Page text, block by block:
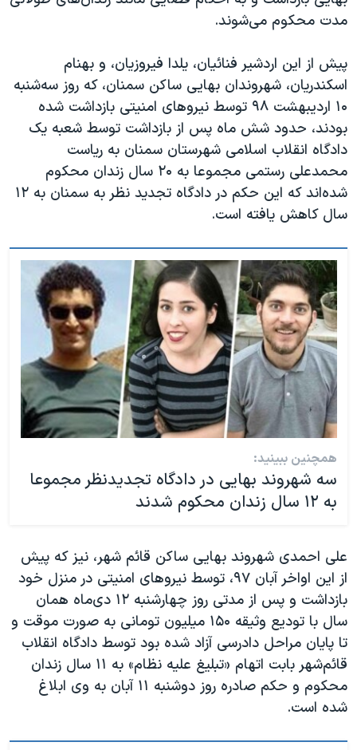
مدت محکوم می‌شوند.
پیش از این اردشیر فنائیان، یلدا فیروزیان، و بهنام
اسکندریان، شهروندان بهایی ساکن سمنان، که روز سه‌شنبه
۱۰ اردیبهشت ۹۸ توسط نیروهای امنیتی بازداشت شده
بودند، حدود شش ماه پس از بازداشت توسط شعبه یک
دادگاه انقلاب اسلامی شهرستان سمنان به ریاست
محمدعلی رستمی مجموعا به ۲۰ سال زندان محکوم
شده‌اند که این حکم در دادگاه تجدید نظر به سمنان به ۱۲
سال کاهش یافته است.
همچنین ببینید:
سه شهروند بهایی در دادگاه تجدیدنظر مجموعا
به ۱۲ سال زندان محکوم شدند
علی احمدی شهروند بهایی ساکن قائم شهر، نیز که پیش
از این اواخر آبان ۹۷، توسط نیروهای امنیتی در منزل خود
بازداشت‌ و پس از مدتی روز چهارشنبه ۱۲ دی‌ماه همان
سال با تودیع وثیقه ۱۵۰ میلیون تومانی به صورت موقت و
تا پایان مراحل دادرسی آزاد شده بود توسط دادگاه انقلاب
قائم‌شهر بابت اتهام «تبلیغ علیه نظام» به ۱۱ سال زندان
محکوم و حکم صادره روز دوشنبه ۱۱ آبان به وی ابلاغ
شده است.